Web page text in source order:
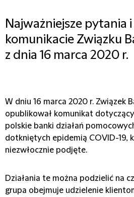
Najważniejsze pytania
komunikacie Związku
z dnia 16 marca 2020 r.
W dniu 16 marca 2020 r. Związek
opublikował komunikat
polskie banki działań
dotkniętych epidemią COVID-19,
niezwłocznie podjęte.
Działania te można podzielić na
grupa obejmuje udzielenie